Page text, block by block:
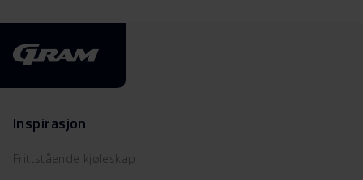
Inspirasjon
Frittstående kjøleskap